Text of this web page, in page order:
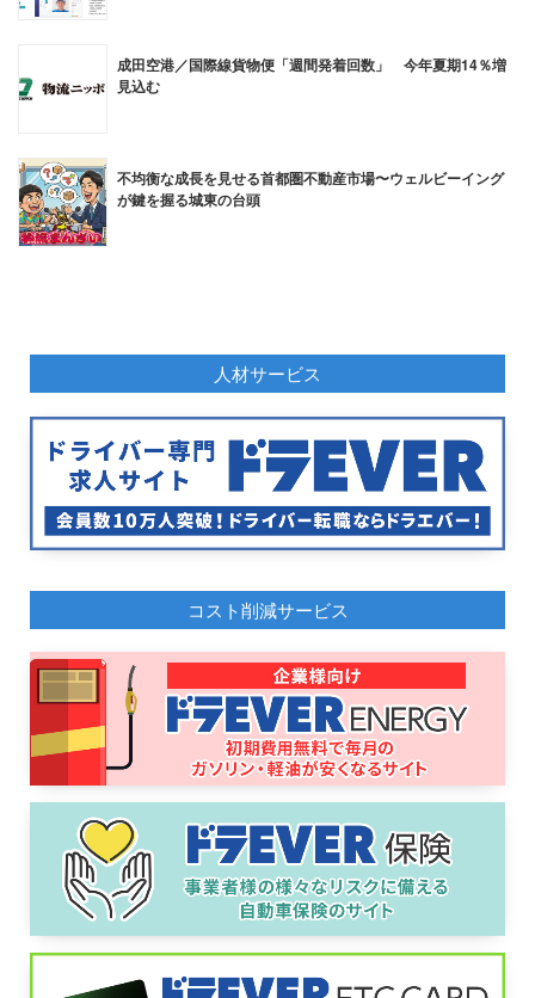
成田空港／国際線貨物便「週間発着回数」 今年夏期14％増
見込む
不均衡な成長を見せる首都圏不動産市場〜ウェルビーイング
が鍵を握る城東の台頭
人材サービス
コスト削減サービス